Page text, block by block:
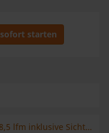
starten
Doppelstabzaun 28,5 lfm inklusive Sichtschutzstreifen